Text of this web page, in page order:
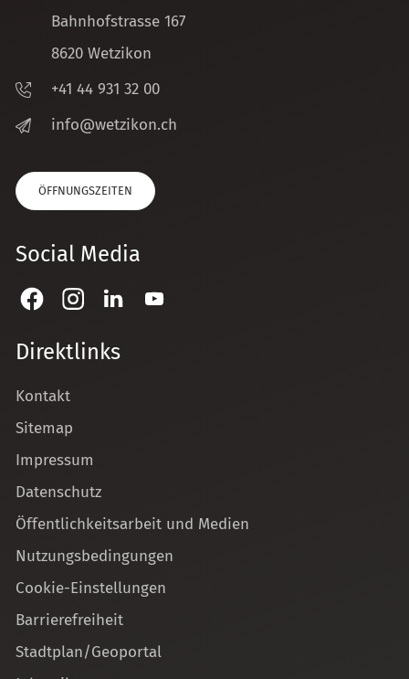
Bahnhofstrasse 167
8620 Wetzikon
+41 44 931 32 00
nf
w tz k n ch
ÖFFNUNGSZEITEN
Social Media
Direktlinks
Kontakt
Sitemap
Impressum
Datenschutz
Öffentlichkeitsarbeit und Medien
Nutzungsbedingungen
Cookie-Einstellungen
Barrierefreiheit
Stadtplan/Geoportal